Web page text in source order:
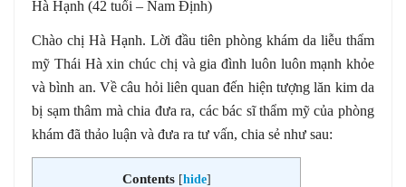
Hà Hạnh (42 tuổi – Nam Định)
Chào chị Hà Hạnh. Lời đầu tiên phòng khám da liễu thẩm
mỹ Thái Hà xin chúc chị và gia đình luôn luôn mạnh khỏe
và bình an. Về câu hỏi liên quan đến hiện tượng lăn kim da
bị sạm thâm mà chia đưa ra, các bác sĩ thẩm mỹ của phòng
khám đã thảo luận và đưa ra tư vấn, chia sẻ như sau:
Contents [hide]